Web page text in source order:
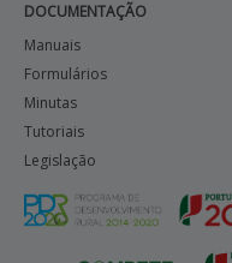
DOCUMENTAÇÃO
Manuais
Formulários
Minutas
Tutoriais
Legislação